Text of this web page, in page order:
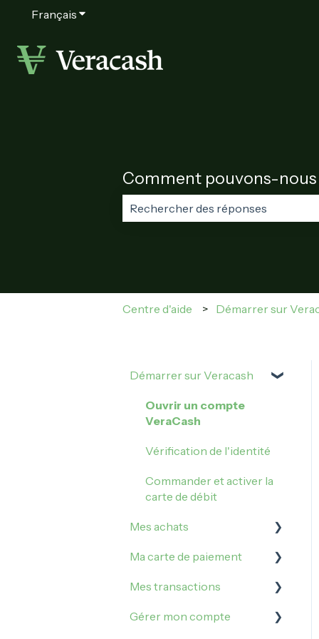
Français Afficher le sous-menu pour les traductions
Comment pouvons-nous
Centre d'aide Démarrer sur
Démarrer sur Veracash
Ouvrir un compte
VeraCash
Vérification de l'identité
Commander et activer la
carte de débit
Mes achats
Comment acheter sur
Ma carte de paiement
Gérer mes plafonds
Gérer ma carte
Mes transactions
Irrégularités et incidents
Gérer mon compte